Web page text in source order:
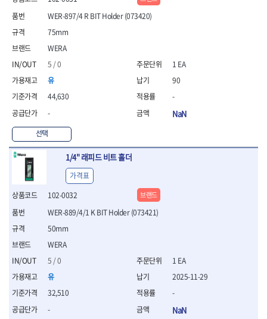
- 안전커터칼
- 휠메저
- 마킹
연마용품
- 조줄
- 목공용줄
- 조줄세트
- 판금줄홀더
- 줄
공구함.공구집
- 탑체스터
- 플라스틱이동공구함
- 기타공구
- 공구가방
기타 작업공구
- 헤라
- 케이스
- 고정링/링
- 핀
WERA
5 / 0
유
44,630
-
선택
WER-897/4 R BIT Holder (073420)
75mm
1 EA
90
-
NaN
1/4" 래피드 비트 홀더
102-0032
WERA
5 / 0
유
32,510
-
WER-889/4/1 K BIT Holder (073421)
50mm
가격표
1 EA
2025-11-29
-
NaN
브랜드